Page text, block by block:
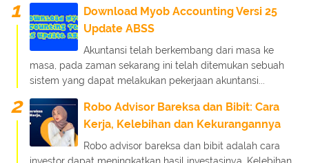
Download Myob Accounting Versi 25
Update ABSS
Akuntansi telah berkembang dari masa ke
masa, pada zaman sekarang ini telah ditemukan sebuah
sistem yang dapat melakukan pekerjaan akuntansi...
Robo Advisor Bareksa dan Bibit: Cara
Kerja, Kelebihan dan Kekurangannya
Robo advisor bareksa dan bibit adalah cara